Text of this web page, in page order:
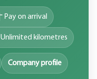
Pay on arrival
Unlimited kilometres
Company profile